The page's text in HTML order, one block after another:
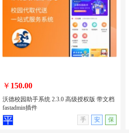
微凌客旅游管理系统 2.0.2 高级授权版
带文档 fastadmin插件
无演示
￥ 150.00
沃德校园助手系统 2.3.0 高级授权版 带文档
fastadmin插件
手
安 保